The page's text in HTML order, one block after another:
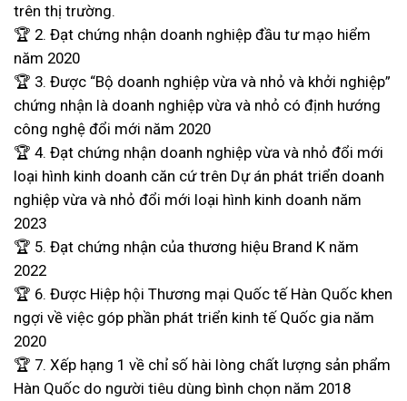
trên thị trường.
🏆 2. Đạt chứng nhận doanh nghiệp đầu tư mạo hiểm
năm 2020
🏆 3. Được “Bộ doanh nghiệp vừa và nhỏ và khởi nghiệp”
chứng nhận là doanh nghiệp vừa và nhỏ có định hướng
công nghệ đổi mới năm 2020
🏆 4. Đạt chứng nhận doanh nghiệp vừa và nhỏ đổi mới
loại hình kinh doanh căn cứ trên Dự án phát triển doanh
nghiệp vừa và nhỏ đổi mới loại hình kinh doanh năm
2023
🏆 5. Đạt chứng nhận của thương hiệu Brand K năm
2022
🏆 6. Được Hiệp hội Thương mại Quốc tế Hàn Quốc khen
ngợi về việc góp phần phát triển kinh tế Quốc gia năm
2020
🏆 7. Xếp hạng 1 về chỉ số hài lòng chất lượng sản phẩm
Hàn Quốc do người tiêu dùng bình chọn năm 2018